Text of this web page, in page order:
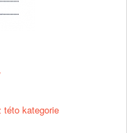
této kategorie